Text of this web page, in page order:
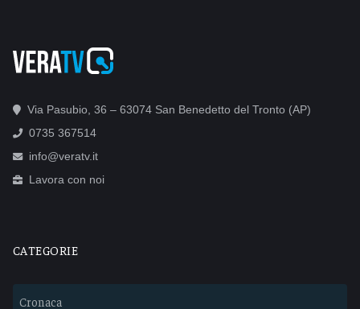
Via Pasubio, 36 – 63074 San Benedetto del Tronto (AP)
0735 367514
info@veratv.it
Lavora con noi
CATEGORIE
Cronaca